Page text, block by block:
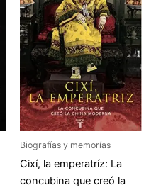
Biografías y memorías
Cixí, la emperatríz: La
concubina que creó la